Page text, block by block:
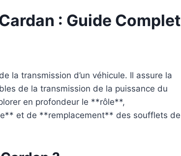
: Guide Complet
la transmission d’un véhicule. Il assure la
de la transmission de la puissance du
en profondeur le **rôle**,
et de **remplacement** des soufflets de